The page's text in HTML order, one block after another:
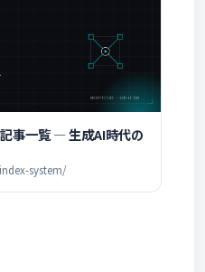
事一覧 ― 生成AI時代の
system/